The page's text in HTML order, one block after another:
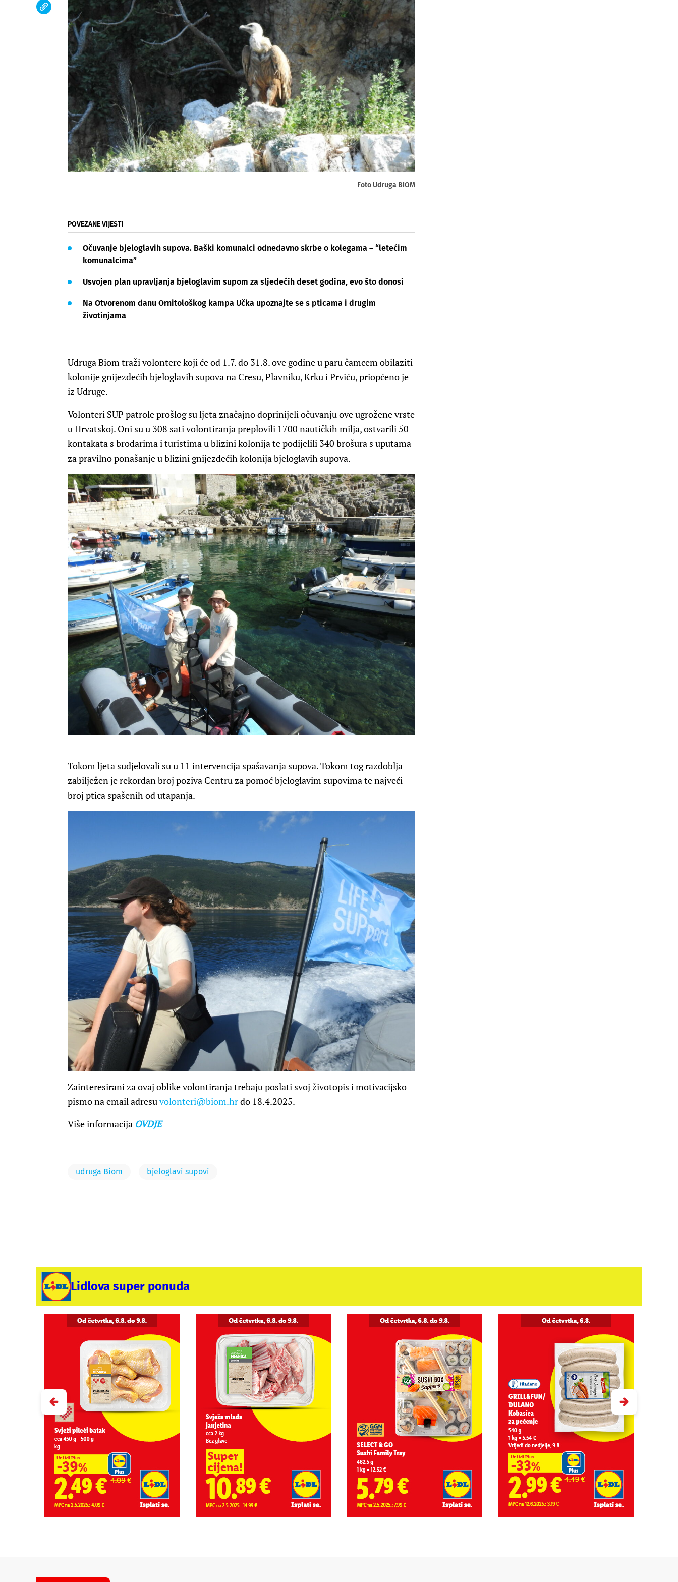
Foto Udruga BIOM
POVEZANE VIJESTI
Očuvanje bjeloglavih supova. Baški komunalci odnedavno skrbe o kolegama – “letećim
komunalcima”
Usvojen plan upravljanja bjeloglavim supom za sljedećih deset godina, evo što donosi
Na Otvorenom danu Ornitološkog kampa Učka upoznajte se s pticama i drugim
životinjama
Udruga Biom traži volontere koji će od 1.7. do 31.8. ove godine u paru čamcem obilaziti
kolonije gnijezdećih bjeloglavih supova na Cresu, Plavniku, Krku i Prviću, priopćeno je
iz Udruge.
Volonteri SUP patrole prošlog su ljeta značajno doprinijeli očuvanju ove ugrožene vrste
u Hrvatskoj. Oni su u 308 sati volontiranja preplovili 1700 nautičkih milja, ostvarili 50
kontakata s brodarima i turistima u blizini kolonija te podijelili 340 brošura s uputama
za pravilno ponašanje u blizini gnijezdećih kolonija bjeloglavih supova.
Tokom ljeta sudjelovali su u 11 intervencija spašavanja supova. Tokom tog razdoblja
zabilježen je rekordan broj poziva Centru za pomoć bjeloglavim supovima te najveći
broj ptica spašenih od utapanja.
Zainteresirani za ovaj oblike volontiranja trebaju poslati svoj životopis i motivacijsko
pismo na email adresu volonteri@biom.hrdo 18.4.2025.
Više informacija OVDJE
udruga Biom bjeloglavi supovi
Lidlova super ponuda